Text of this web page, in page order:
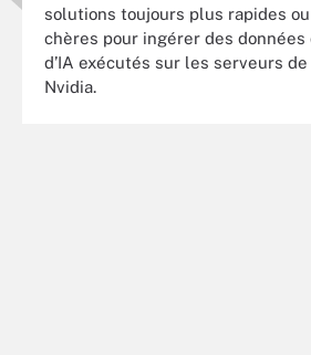
solutions toujours plus rapides
chères pour ingérer des données
d’IA exécutés sur les serveurs
Nvidia.